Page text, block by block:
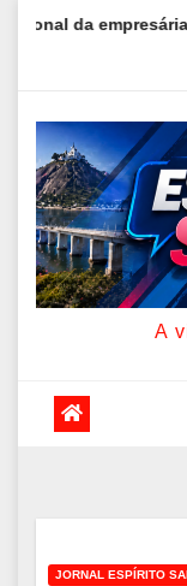
Silva Livro de
A
JORNAL ESPÍRITO